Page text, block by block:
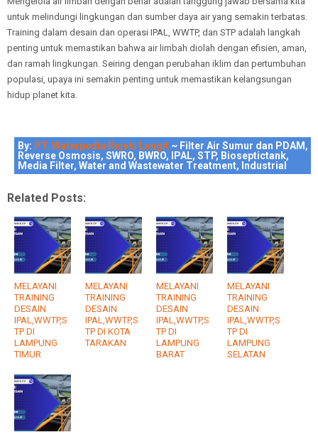
untuk melindungi lingkungan dan sumber daya air yang semakin terbatas.
Training dalam desain dan operasi IPAL, WWTP, dan STP adalah langkah
penting untuk memastikan bahwa air limbah diolah dengan efisien, aman,
dan ramah lingkungan. Seiring dengan perubahan iklim dan pertumbuhan
populasi, upaya ini semakin penting untuk memastikan kelangsungan
hidup planet kita.
By: PT. Waterpedia Rejeki Langit ~ Filter Air Sumur dan PDAM,
Reverse Osmosis, SWRO, BWRO, IPAL, STP, Bioseptictank,
Media Filter, Water and Wastewater Treatment, Industrial
Related Posts:
MELAYANI
TRAINING
DESAIN
IPAL,WWTP,S
TP DI
LAMPUNG
TIMUR
MELAYANI
TRAINING
DESAIN
IPAL,WWTP,S
TP DI KOTA
TARAKAN
MELAYANI
TRAINING
DESAIN
IPAL,WWTP,S
TP DI
LAMPUNG
BARAT
MELAYANI
TRAINING
DESAIN
IPAL,WWTP,S
TP DI
LAMPUNG
SELATAN